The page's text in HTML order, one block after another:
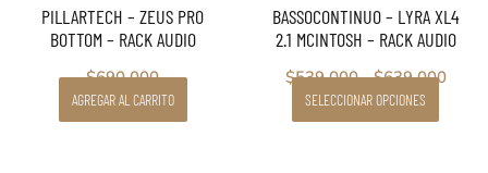
PILLARTECH – ZEUS PRO
BOTTOM – RACK AUDIO
$690.000
AGREGAR AL CARRITO
BASSOCONTINUO – LYRA XL4
2.1 MCINTOSH – RACK AUDIO
$539.000 - $639.000
SELECCIONAR OPCIONES
la
página
de
producto